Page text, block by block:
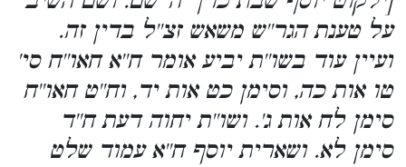
על טענת הגר''ש משאש זצ''ל בדין זה.
ועיין עוד בשו''ת יביע אומר ח''א חאו''ח סי'
טו אות כה, וסימן כט אות יד, וח''ט חאו''ח
סימן לח אות ג'. ושו''ת יחוה דעת ח''ד
סימן לא. ושארית יוסף ח''א עמוד שלט